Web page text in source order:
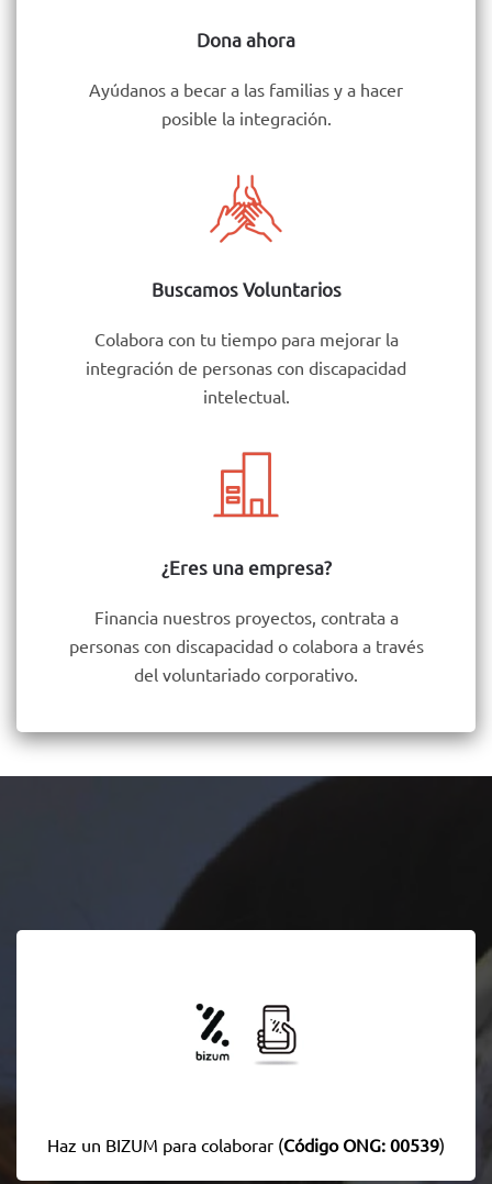
Dona ahora
Ayúdanos a becar a las familias y a hacer
posible la integración.
Buscamos Voluntarios
Colabora con tu tiempo para mejorar la
integración de personas con discapacidad
intelectual.
¿Eres una empresa?
Financia nuestros proyectos, contrata a
personas con discapacidad o colabora a través
del voluntariado corporativo.
Haz un BIZUM para colaborar (Código ONG: 00539)